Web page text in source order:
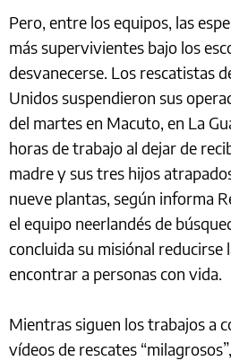
Pero, entre los equipos, las
más supervivientes bajo los
desvanecerse. Los rescatistas
Unidos suspendieron sus
del martes en Macuto, en La
horas de trabajo al dejar de
madre y sus tres hijos
nueve plantas, según informa
el equipo neerlandés de
concluida su misiónal reducirse
encontrar a personas con vida.
Mientras siguen los trabajos a
vídeos de rescates